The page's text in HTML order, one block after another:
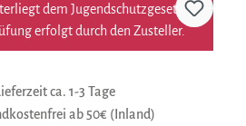
dem Jugendschutzgesetz.
erfolgt durch den Zusteller.
ca. 1-3 Tage
ab 50€ (Inland)